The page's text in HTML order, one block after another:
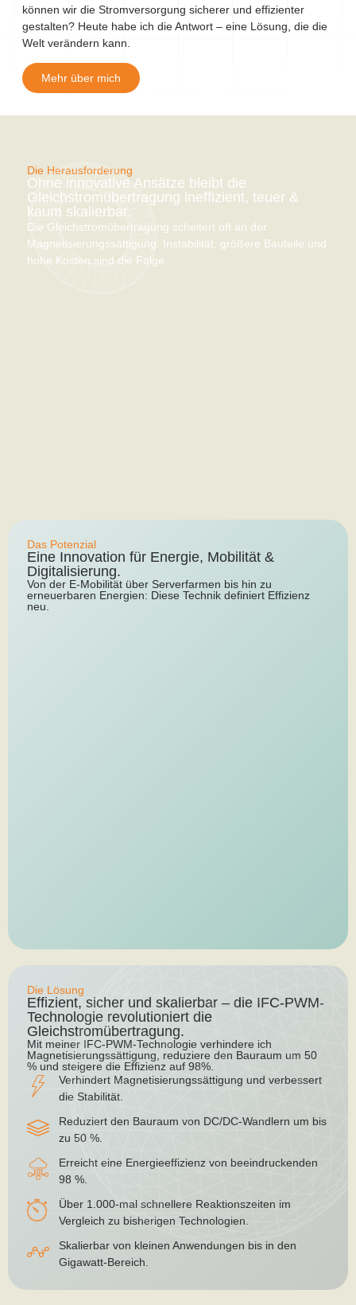
können wir die Stromversorgung sicherer und effizienter
gestalten? Heute habe ich die Antwort – eine Lösung, die die
Welt verändern kann.
Mehr über mich
Die Herausforderung
Ohne innovative Ansätze bleibt die
Gleichstromübertragung ineffizient, teuer &
kaum skalierbar.
Die Gleichstromübertragung scheitert oft an der
Magnetisierungssättigung. Instabilität, größere Bauteile und
hohe Kosten sind die Folge.
Das Potenzial
Eine Innovation für Energie, Mobilität &
Digitalisierung.
Von der E-Mobilität über Serverfarmen bis hin zu
erneuerbaren Energien: Diese Technik definiert Effizienz
neu.
Die Lösung
Effizient, sicher und skalierbar – die IFC-PWM-
Technologie revolutioniert die
Gleichstromübertragung.
Mit meiner IFC-PWM-Technologie verhindere ich
Magnetisierungssättigung, reduziere den Bauraum um 50
% und steigere die Effizienz auf 98%.
Verhindert Magnetisierungssättigung und verbessert
die Stabilität.
Reduziert den Bauraum von DC/DC-Wandlern um bis
zu 50 %.
Erreicht eine Energieeffizienz von beeindruckenden
98 %.
Über 1.000-mal schnellere Reaktionszeiten im
Vergleich zu bisherigen Technologien.
Skalierbar von kleinen Anwendungen bis in den
Gigawatt-Bereich.